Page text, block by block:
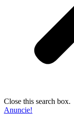
Close this search box.
Anuncie!